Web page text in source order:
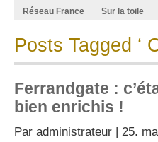
Réseau France
Sur la toile
Posts Tagged ‘
Ferrandgate :
bien enrichis !
Par administrateur | 25.